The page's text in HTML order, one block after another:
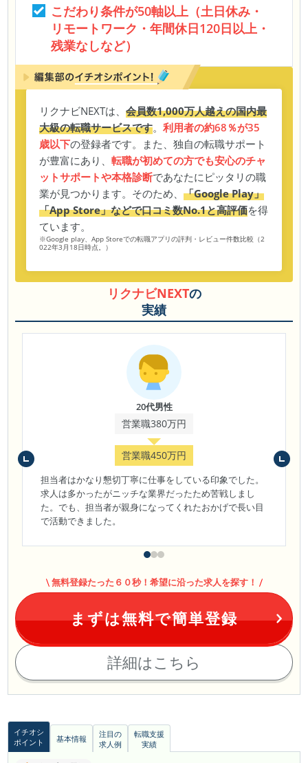
こだわり条件が50軸以上（土日休み・
リモートワーク・年間休日120日以上・
残業なしなど）
リクナビNEXTは、会員数1,000万人越えの国内最
大級の転職サービスです。利用者の約68％が35
歳以下の登録者です。また、独自の転職サポート
が豊富にあり、転職が初めての方でも安心のチャ
ットサポートや本格診断であなたにピッタリの職
業が見つかります。そのため、「Google Play」
「App Store」などで口コミ数No.1と高評価を得
ています。
※Google play、App Storeでの転職アプリの評判・レビュー件数比較（2
022年3月18日時点。）
リクナビNEXTの
実績
20代男性
営業職380万円
営業職450万円
担当者はかなり懇切丁寧に仕事をしている印象でした。
求人は多かったがニッチな業界だったため苦戦しまし
た。でも、担当者が親身になってくれたおかげで長い目
で活動できました。
詳細はこちら
無料登録たった６０秒！希望に沿った求人を探す！
まずは無料で簡単登録
イチオシ
ポイント
基本情報
注目の
求人例
転職支援
実績